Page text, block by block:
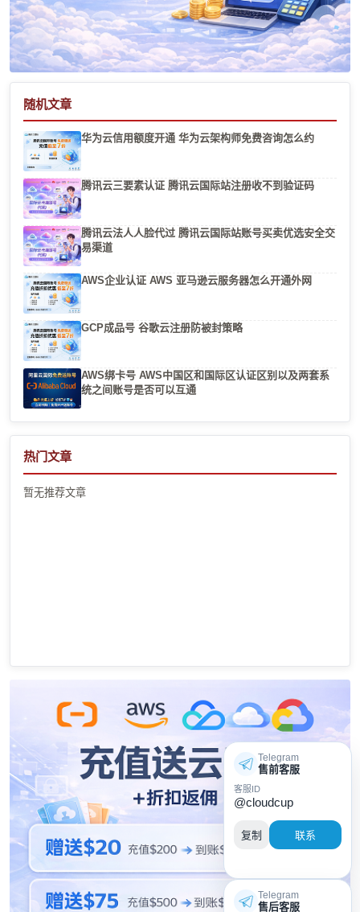
随机文章
华为云信用额度开通 华为云架构师免费咨询怎么约
腾讯云三要素认证 腾讯云国际站注册收不到验证码
腾讯云法人人脸代过 腾讯云国际站账号买卖优选安全交
易渠道
AWS企业认证 AWS 亚马逊云服务器怎么开通外网
GCP成品号 谷歌云注册防被封策略
AWS绑卡号 AWS中国区和国际区认证区别以及两套系
统之间账号是否可以互通
热门文章
暂无推荐文章
Telegram
售前客服
客服ID
@cloudcup
复制 联系
Telegram
售后客服